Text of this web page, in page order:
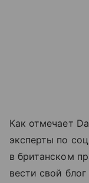
Как отмечает
эксперты по
в британском
вести свой